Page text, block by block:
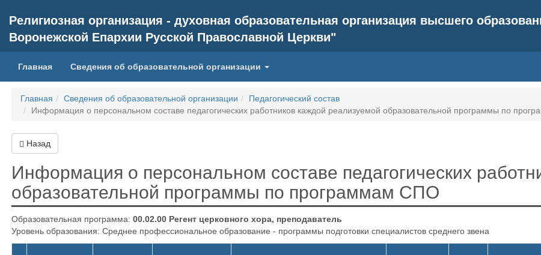
Религиозная организация - духовная образовательная организация высшего
Воронежской Епархии Русской Православной Церкви"
Главная(current)Сведения об образовательной организации
Главная Сведения об образовательной организации
Педагогический состав
Информация о персональном составе педагогических работников каждой реализуемой образовательной программы по
Назад
Информация о персональном составе педагогических
образовательной программы по программам СПО
Образовательная программа: 00.02.00 Регент церковного хора, преподаватель
Уровень образования: Среднее профессиональное образование - программы подготовки специалистов среднего звена